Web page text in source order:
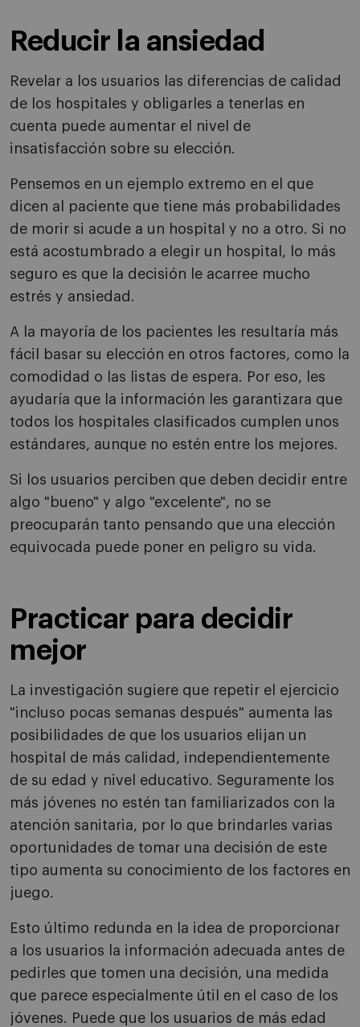
Reducir la ansiedad
Revelar a los usuarios las diferencias de calidad
de los hospitales y obligarles a tenerlas en
cuenta puede aumentar el nivel de
insatisfacción sobre su elección.
Pensemos en un ejemplo extremo en el que
dicen al paciente que tiene más probabilidades
de morir si acude a un hospital y no a otro. Si no
está acostumbrado a elegir un hospital, lo más
seguro es que la decisión le acarree mucho
estrés y ansiedad.
A la mayoría de los pacientes les resultaría más
fácil basar su elección en otros factores, como la
comodidad o las listas de espera. Por eso, les
ayudaría que la información les garantizara que
todos los hospitales clasificados cumplen unos
estándares, aunque no estén entre los mejores.
Si los usuarios perciben que deben decidir entre
algo "bueno" y algo "excelente", no se
preocuparán tanto pensando que una elección
equivocada puede poner en peligro su vida.
Practicar para decidir
mejor
La investigación sugiere que repetir el ejercicio
"incluso pocas semanas después" aumenta las
posibilidades de que los usuarios elijan un
hospital de más calidad, independientemente
de su edad y nivel educativo. Seguramente los
más jóvenes no estén tan familiarizados con la
atención sanitaria, por lo que brindarles varias
oportunidades de tomar una decisión de este
tipo aumenta su conocimiento de los factores en
juego.
Esto último redunda en la idea de proporcionar
a los usuarios la información adecuada antes de
pedirles que tomen una decisión, una medida
que parece especialmente útil en el caso de los
jóvenes. Puede que los usuarios de más edad